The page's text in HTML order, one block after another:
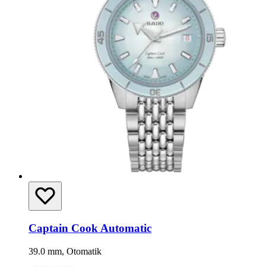
Captain Cook Automatic
39.0 mm, Otomatik